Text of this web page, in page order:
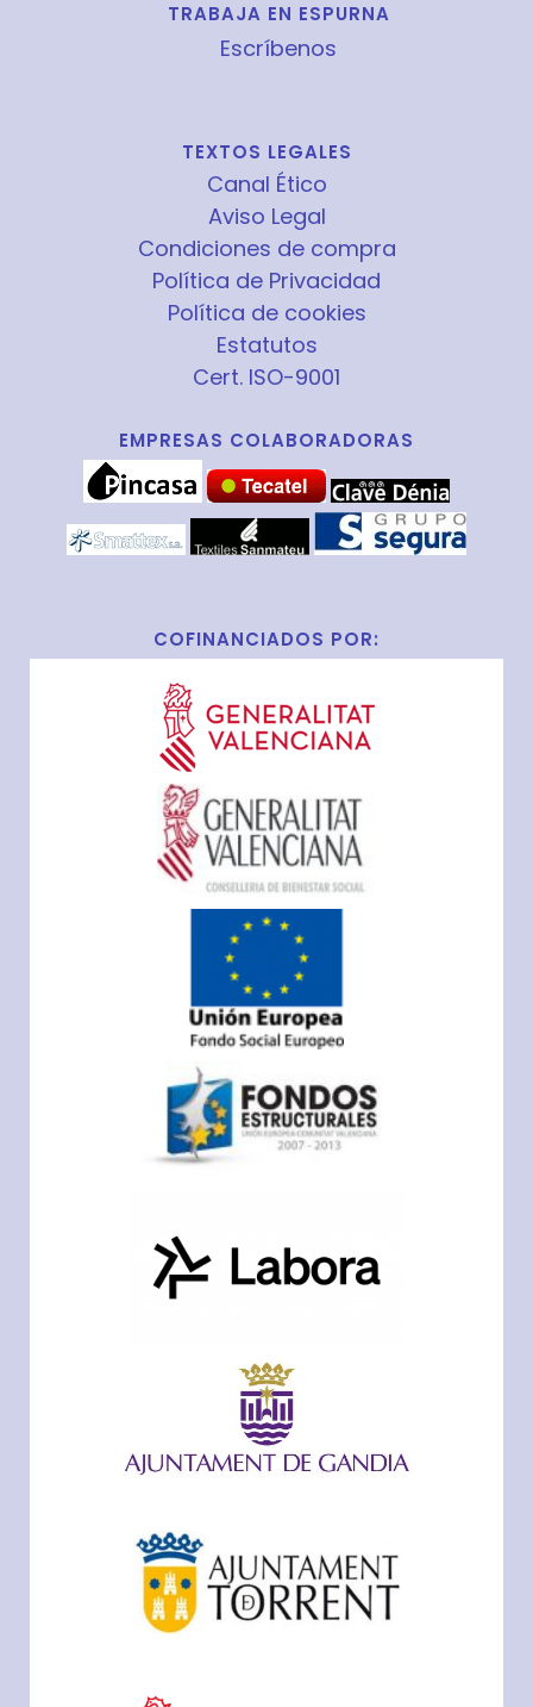
TRABAJA EN ESPURNA
Escríbenos
TEXTOS LEGALES
Canal Ético
Aviso Legal
Condiciones de compra
Política de Privacidad
Política de cookies
Estatutos
Cert. ISO-9001
EMPRESAS COLABORADORAS
COFINANCIADOS POR: